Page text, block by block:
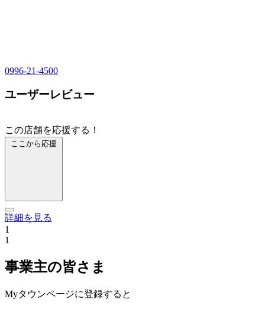
0996-21-4500
ユーザーレビュー
この店舗を応援する！
ここから応援
詳細を見る
1
1
事業主の皆さま
Myタウンページに登録すると